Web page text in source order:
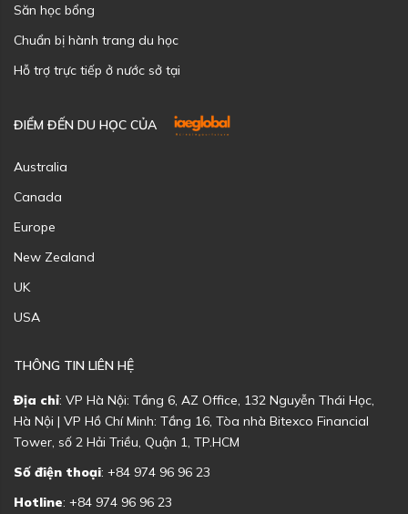
Săn học bổng
Chuẩn bị hành trang du học
Hỗ trợ trực tiếp ở nước sở tại
ĐIỂM ĐẾN DU HỌC CỦA
Australia
Canada
Europe
New Zealand
UK
USA
THÔNG TIN LIÊN HỆ
Địa chỉ: VP Hà Nội: Tầng 6, AZ Office, 132 Nguyễn Thái Học,
Hà Nội | VP Hồ Chí Minh: Tầng 16, Tòa nhà Bitexco Financial
Tower, số 2 Hải Triều, Quận 1, TP.HCM
Số điện thoại: +84 974 96 96 23
Hotline: +84 974 96 96 23